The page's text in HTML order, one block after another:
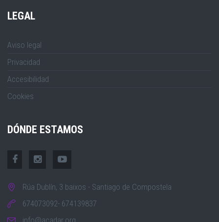
LEGAL
Aviso legal
Privacidad
Accesibilidad
Cookies
DÓNDE ESTAMOS
Rúa Dublín, 3 baixos - Santiago de Compostela
674073092- 674139837
info@acadar.org